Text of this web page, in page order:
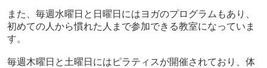
また、毎週水曜日と日曜日にはヨガのプログラムもあり、
初めての人から慣れた人まで参加できる教室になっていま
す。
毎週木曜日と土曜日にはピラティスが開催されており、体